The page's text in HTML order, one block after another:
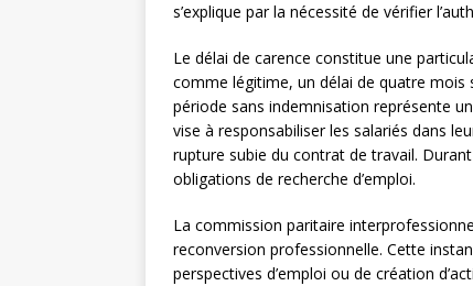
s’explique par la nécessité de vérifier
Le délai de carence constitue une
comme légitime, un délai de quatre mois
période sans indemnisation représente
vise à responsabiliser les salariés dans
rupture subie du contrat de travail.
obligations de recherche d’emploi.
La commission paritaire
reconversion professionnelle. Cette
perspectives d’emploi ou de création